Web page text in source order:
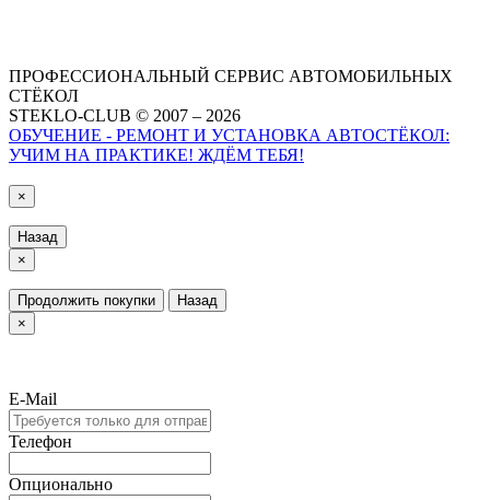
ПРОФЕССИОНАЛЬНЫЙ СЕРВИС АВТОМОБИЛЬНЫХ
СТЁКОЛ
STEKLO-CLUB © 2007 – 2026
ОБУЧЕНИЕ - РЕМОНТ И УСТАНОВКА АВТОСТЁКОЛ:
УЧИМ НА ПРАКТИКЕ! ЖДЁМ ТЕБЯ!
×
Назад
×
Продолжить покупки
Назад
×
E-Mail
Телефон
Опционально